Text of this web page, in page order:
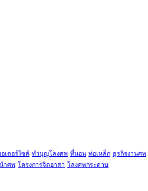
เตอร์ไซค์ ทำบุญโลงศพ ที่นอน ท่อเหล็ก ธุรกิจงานศพ
าศพ โครงการจิตอาสา โลงศพกระดาษ